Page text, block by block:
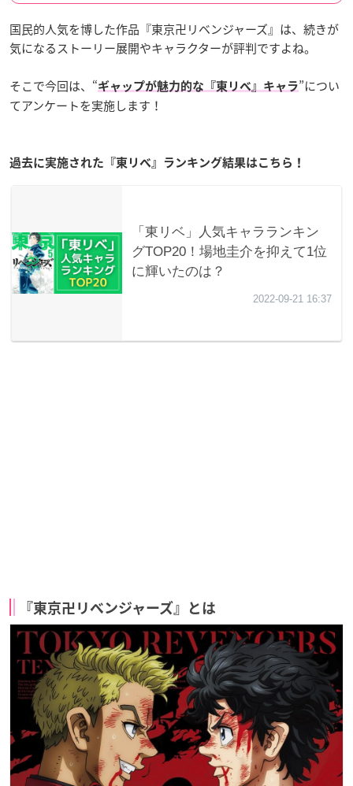
国民的人気を博した作品『東京卍リベンジャーズ』は、続きが
気になるストーリー展開やキャラクターが評判ですよね。
そこで今回は、“ギャップが魅力的な『東リべ』キャラ”につい
てアンケートを実施します！
過去に実施された『東リべ』ランキング結果はこちら！
『東京卍リベンジャーズ』とは